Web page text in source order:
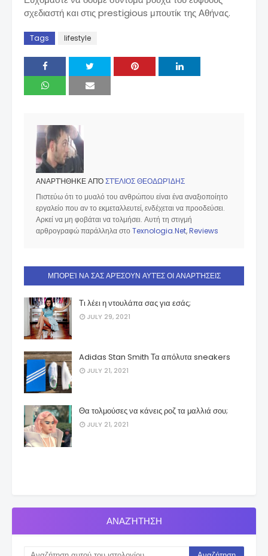
σχεδιαστή και στις prestigious μπουτίκ της Αθήνας.
Tags lifestyle
ΑΝΑΡΤΉΘΗΚΕ ΑΠΌΣΤΈΛΙΟΣ ΘΕΟΔΩΡΊΔΗΣ
Πιστεύω ότι το μυαλό του ανθρώπου είναι ένα αναξιοποίητο
εργαλείο που αν το εκμεταλλευτεί, ενδέχεται να προοδεύσει.
Αρκεί να μη φοβάται να τολμήσει. Αυτή τη στιγμή
αρθρογραφώ παράλληλα στο Texnologia.Net,Reviews
ΜΠΟΡΕΊ ΝΑ ΣΑΣ ΑΡΈΣΟΥΝ ΑΥΤΈΣ ΟΙ ΑΝΑΡΤΉΣΕΙΣ
Τι λέει η ντουλάπα σας για εσάς;
JULY 29, 2021
Adidas Stan Smith Τα απόλυτα sneakers
JULY 21, 2021
Θα τολμούσες να κάνεις ροζ τα μαλλιά σου;
JULY 21, 2021
ΑΝΑΖΉΤΗΣΗ